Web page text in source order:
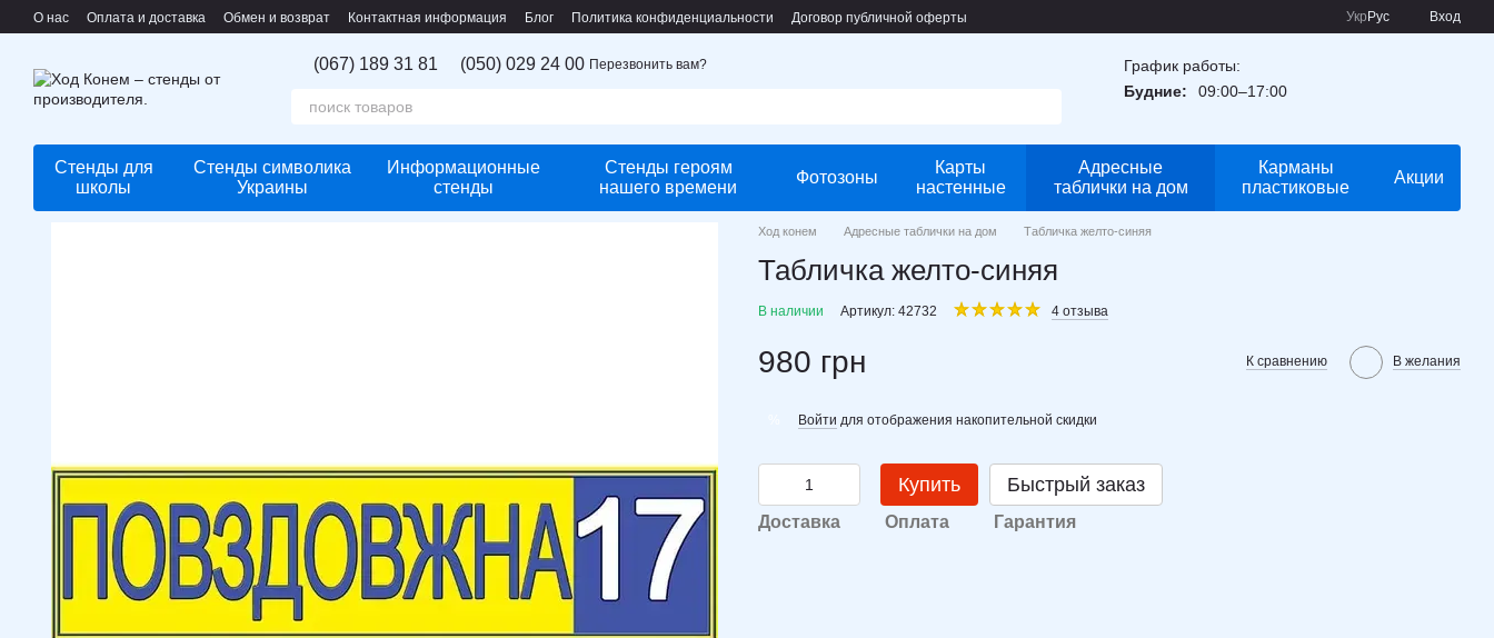
Перейти к основному контенту
О нас Оплата и доставка Обмен и возврат Контактная информация Блог Политика конфиденциальности Договор публичной оферты Укр Рус Вход
(067) 189 31 81 (050) 029 24 00 Перезвонить вам?
График работы:
Будние:
09:00–17:00
Стенды для
школы
Стенды символика
Украины
Информационные
стенды
Стенды героям
нашего времени
Фотозоны
Карты
настенные
Адресные
таблички на дом
Карманы
пластиковые
Акции
Ход конем Адресные таблички на дом Табличка желто-синяя
Табличка желто-синяя
В наличии Артикул: 42732 4 отзыва
980 грн К сравнению В желания
Войти для отображения накопительной скидки
Купить Быстрый заказ
Доставка Оплата Гарантия